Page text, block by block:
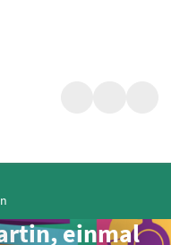
einmal